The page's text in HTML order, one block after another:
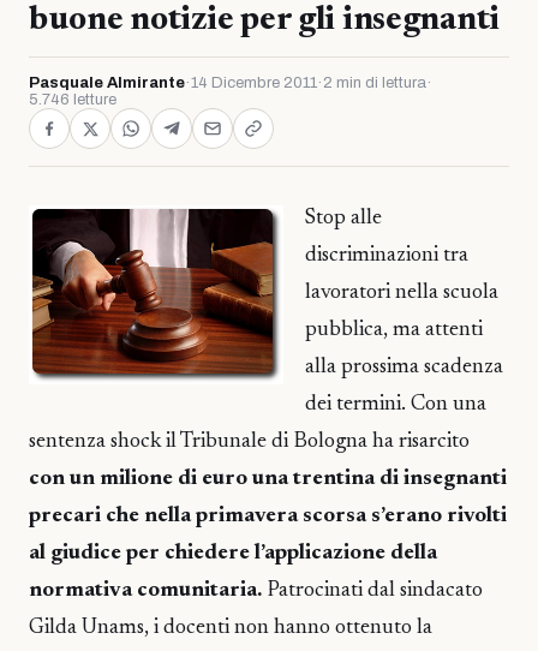
buone notizie per gli insegnanti
Pasquale Almirante·14 Dicembre 2011· 2 min di lettura·
5.746 letture
Stop alle
discriminazioni tra
lavoratori nella scuola
pubblica, ma attenti
alla prossima scadenza
dei termini. Con una
sentenza shock il Tribunale di Bologna ha risarcito
con un milione di euro una trentina di insegnanti
precari che nella primavera scorsa s’erano rivolti
al giudice per chiedere l’applicazione della
normativa comunitaria. Patrocinati dal sindacato
Gilda Unams, i docenti non hanno ottenuto la